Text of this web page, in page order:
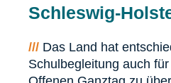
Schleswig-
/// Das Land hat
Schulbegleitung auch